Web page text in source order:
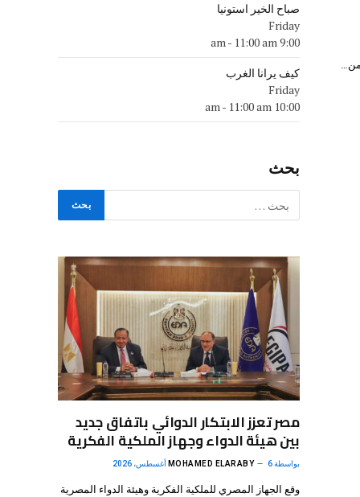
صباح الخير استونيا
Friday
9:00 am
- 11:00 am
كيف يرانا الغرب
Friday
10:00 am
- 11:00 am
بحث
مصر تعزز الابتكار الدوائي باتفاق جديد
بين هيئة الدواء وجهاز الملكية الفكرية
بواسطة MOHAMED ELARABY 6 أغسطس، 2026
وقع الجهاز المصري للملكية الفكرية وهيئة الدواء المصرية